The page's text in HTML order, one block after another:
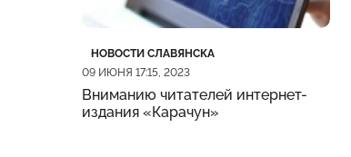
Категория
НОВОСТИ СЛАВЯНСКА
Дата публикации
09 ИЮНЯ 17:15, 2023
Вниманию читателей интернет-
издания «Карачун»